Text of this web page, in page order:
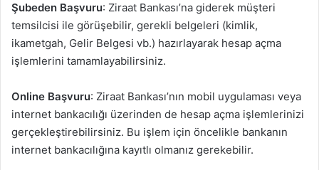
Şubeden Başvuru: Ziraat Bankası’na giderek müşteri
temsilcisi ile görüşebilir, gerekli belgeleri (kimlik,
ikametgah, Gelir Belgesi vb.) hazırlayarak hesap açma
işlemlerini tamamlayabilirsiniz.
Online Başvuru: Ziraat Bankası’nın mobil uygulaması veya
internet bankacılığı üzerinden de hesap açma işlemlerinizi
gerçekleştirebilirsiniz. Bu işlem için öncelikle bankanın
internet bankacılığına kayıtlı olmanız gerekebilir.